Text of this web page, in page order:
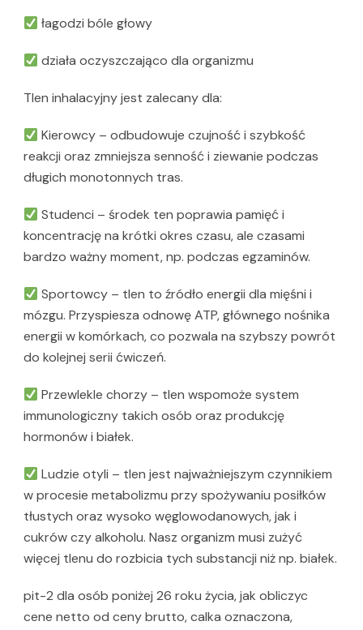
łagodzi bóle głowy
działa oczyszczająco dla organizmu
Tlen inhalacyjny jest zalecany dla:
Kierowcy – odbudowuje czujność i szybkość
reakcji oraz zmniejsza senność i ziewanie podczas
długich monotonnych tras.
Studenci – środek ten poprawia pamięć i
koncentrację na krótki okres czasu, ale czasami
bardzo ważny moment, np. podczas egzaminów.
Sportowcy – tlen to źródło energii dla mięśni i
mózgu. Przyspiesza odnowę ATP, głównego nośnika
energii w komórkach, co pozwala na szybszy powrót
do kolejnej serii ćwiczeń.
Przewlekle chorzy – tlen wspomoże system
immunologiczny takich osób oraz produkcję
hormonów i białek.
Ludzie otyli – tlen jest najważniejszym czynnikiem
w procesie metabolizmu przy spożywaniu posiłków
tłustych oraz wysoko węglowodanowych, jak i
cukrów czy alkoholu. Nasz organizm musi zużyć
więcej tlenu do rozbicia tych substancji niż np. białek.
pit-2 dla osób poniżej 26 roku życia, jak obliczyc
cene netto od ceny brutto, calka oznaczona,